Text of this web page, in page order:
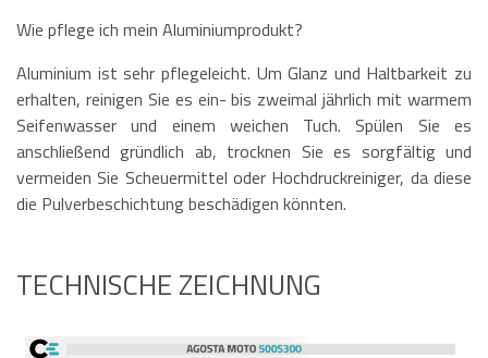
Wie pflege ich mein Aluminiumprodukt?
Aluminium ist sehr pflegeleicht. Um Glanz und Haltbarkeit zu
erhalten, reinigen Sie es ein- bis zweimal jährlich mit warmem
Seifenwasser und einem weichen Tuch. Spülen Sie es
anschließend gründlich ab, trocknen Sie es sorgfältig und
vermeiden Sie Scheuermittel oder Hochdruckreiniger, da diese
die Pulverbeschichtung beschädigen könnten.
TECHNISCHE ZEICHNUNG